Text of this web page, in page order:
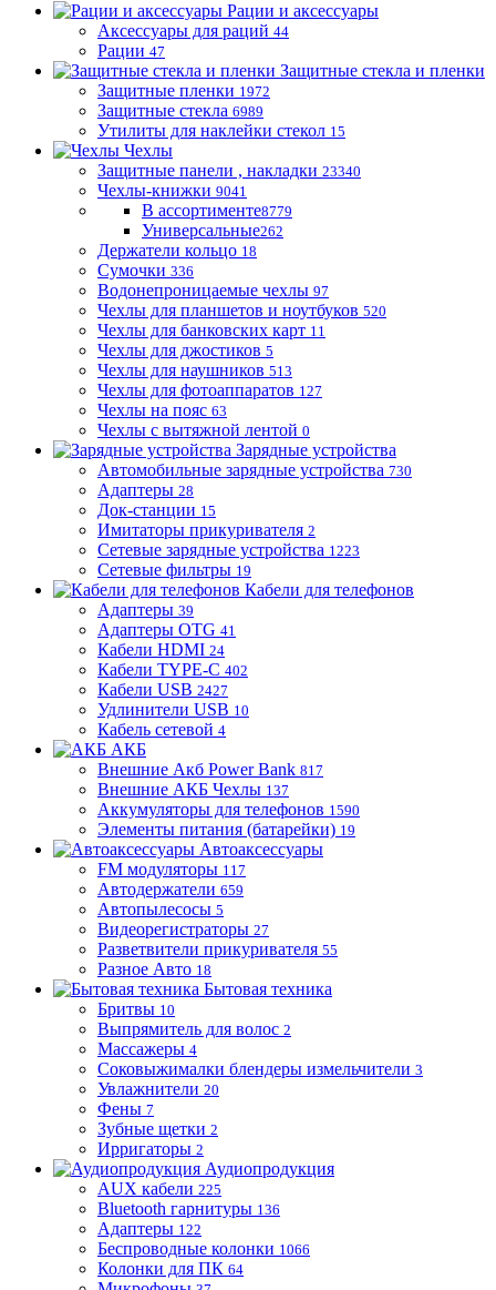
Рации и аксессуары
Аксессуары для раций 44
Рации 47
Защитные стекла и пленки
Защитные пленки 1972
Защитные стекла 6989
Утилиты для наклейки стекол 15
Чехлы
Защитные панели , накладки 23340
Чехлы-книжки 9041
В ассортименте8779
Универсальные262
Держатели кольцо 18
Сумочки 336
Водонепроницаемые чехлы 97
Чехлы для планшетов и ноутбуков 520
Чехлы для банковских карт 11
Чехлы для джостиков 5
Чехлы для наушников 513
Чехлы для фотоаппаратов 127
Чехлы на пояс 63
Чехлы с вытяжной лентой 0
Зарядные устройства
Автомобильные зарядные устройства 730
Адаптеры 28
Док-станции 15
Имитаторы прикуривателя 2
Сетевые зарядные устройства 1223
Сетевые фильтры 19
Кабели для телефонов
Адаптеры 39
Адаптеры OTG 41
Кабели HDMI 24
Кабели TYPE-C 402
Кабели USB 2427
Удлинители USB 10
Кабель сетевой 4
АКБ
Внешние Акб Power Bank 817
Внешние АКБ Чехлы 137
Аккумуляторы для телефонов 1590
Элементы питания (батарейки) 19
Автоаксессуары
FM модуляторы 117
Автодержатели 659
Автопылесосы 5
Видеорегистраторы 27
Разветвители прикуривателя 55
Разное Авто 18
Бытовая техника
Бритвы 10
Выпрямитель для волос 2
Массажеры 4
Соковыжималки блендеры измельчители 3
Увлажнители 20
Фены 7
Зубные щетки 2
Ирригаторы 2
Аудиопродукция
AUX кабели 225
Bluetooth гарнитуры 136
Адаптеры 122
Беспроводные колонки 1066
Колонки для ПК 64